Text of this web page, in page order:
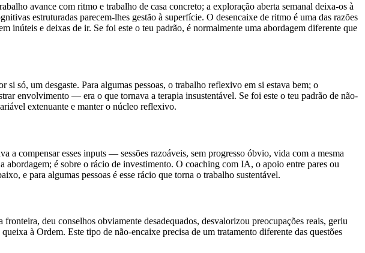
avance com ritmo e trabalho de casa concreto; a exploração aberta semanal deixa-os à
estruturadas parecem-lhes gestão à superfície. O desencaixe de ritmo é uma das razões
inúteis e deixas de ir. Se foi este o teu padrão, é normalmente uma abordagem diferente que
só, um desgaste. Para algumas pessoas, o trabalho reflexivo em si estava bem; o
envolvimento — era o que tornava a terapia insustentável. Se foi este o teu padrão de não-
extenuante e manter o núcleo reflexivo.
a compensar esses inputs — sessões razoáveis, sem progresso óbvio, vida com a mesma
abordagem; é sobre o rácio de investimento. O coaching com IA, o apoio entre pares ou
e para algumas pessoas é esse rácio que torna o trabalho sustentável.
deu conselhos obviamente desadequados, desvalorizou preocupações reais, geriu
à Ordem. Este tipo de não-encaixe precisa de um tratamento diferente das questões